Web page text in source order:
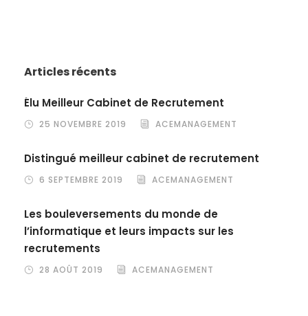
Articles récents
Élu Meilleur Cabinet de Recrutement
25 NOVEMBRE 2019 ACEMANAGEMENT
Distingué meilleur cabinet de recrutement
6 SEPTEMBRE 2019 ACEMANAGEMENT
Les bouleversements du monde de
l’informatique et leurs impacts sur les
recrutements
28 AOÛT 2019 ACEMANAGEMENT